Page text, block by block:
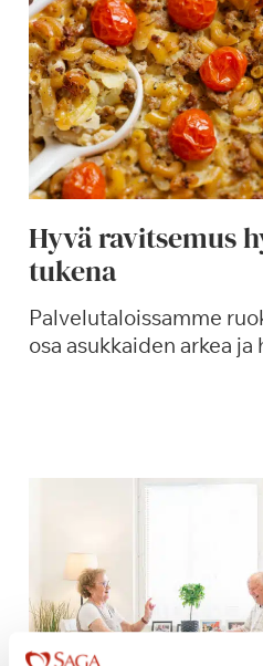
Hyvä ravitsemus
tukena
Palvelutaloissamme
osa asukkaiden arkea